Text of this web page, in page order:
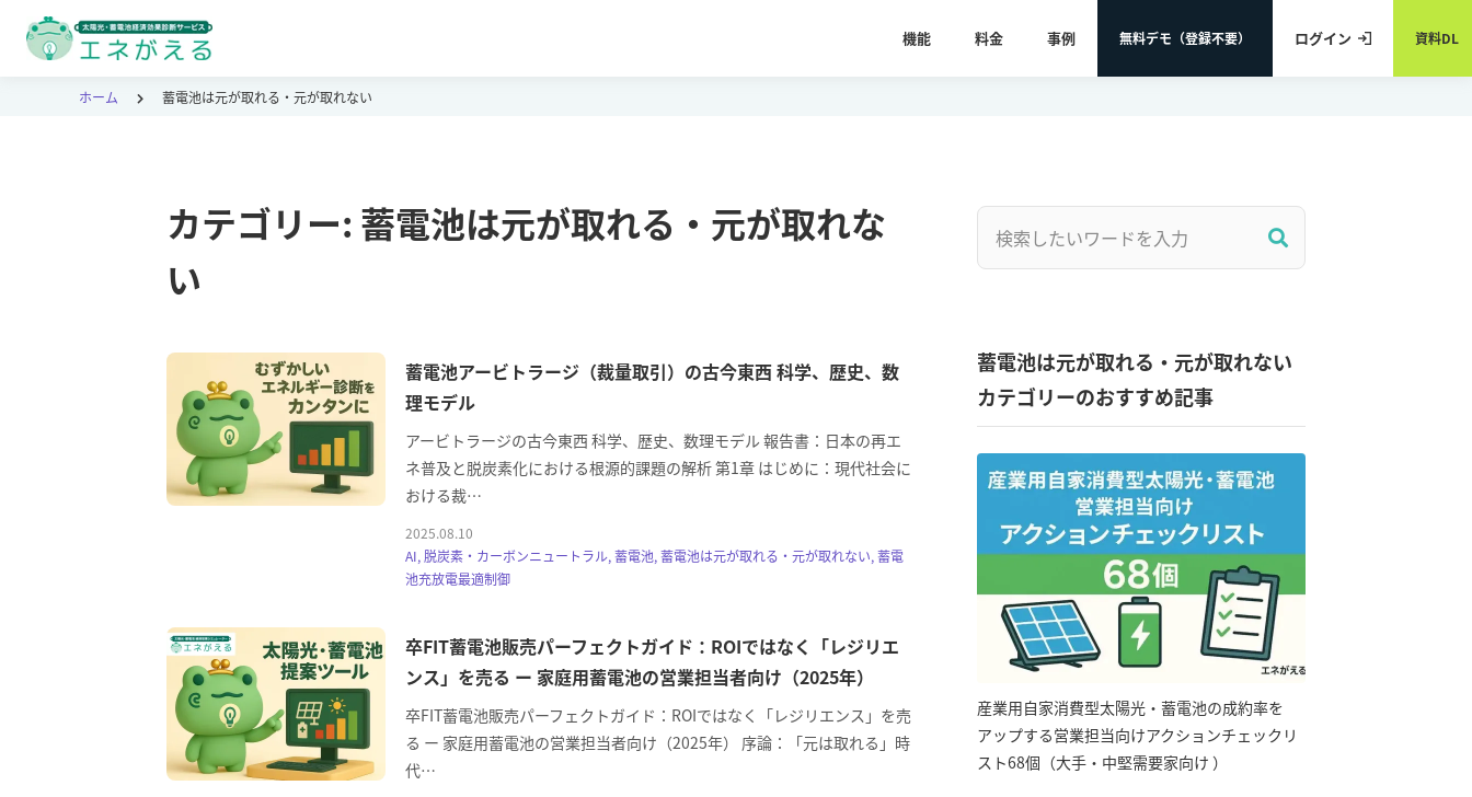
機能 料金 事例 無料デモ（登録不要） ログイン 資料DL
ホーム 蓄電池は元が取れる・元が取れない
カテゴリー: 蓄電池は元が取れる・元が取れな
い
蓄電池アービトラージ（裁量取引）の古今東西 科学、歴史、数
理モデル
アービトラージの古今東西 科学、歴史、数理モデル 報告書：日本の再エ
ネ普及と脱炭素化における根源的課題の解析 第1章 はじめに：現代社会に
おける裁…
2025.08.10
AI, 脱炭素・カーボンニュートラル, 蓄電池, 蓄電池は元が取れる・元が取れない, 蓄電
池充放電最適制御
卒FIT蓄電池販売パーフェクトガイド：ROIではなく「レジリエ
ンス」を売る ー 家庭用蓄電池の営業担当者向け（2025年）
卒FIT蓄電池販売パーフェクトガイド：ROIではなく「レジリエンス」を売
る ー 家庭用蓄電池の営業担当者向け（2025年） 序論：「元は取れる」時
代…
蓄電池は元が取れる・元が取れない
カテゴリーのおすすめ記事
産業用自家消費型太陽光・蓄電池の成約率を
アップする営業担当向けアクションチェックリ
スト68個（大手・中堅需要家向け ）